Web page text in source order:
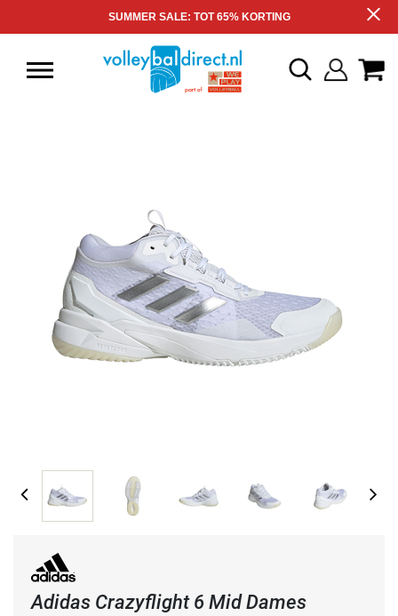
SUMMER SALE: TOT 65% KORTING
Adidas Crazyflight 6 Mid Dames